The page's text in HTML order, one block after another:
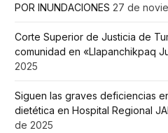
POR INUNDACIONES 27 de
Corte Superior de Justicia de
comunidad en «Llapanchikpaq
2025
Siguen las graves deficiencias
dietética en Hospital Regional
de 2025